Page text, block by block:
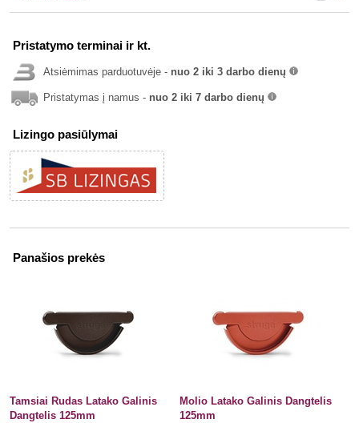
Pristatymo terminai ir kt.
Atsiėmimas parduotuvėje - nuo 2 iki 3 darbo dienų
Pristatymas į namus - nuo 2 iki 7 darbo dienų
Lizingo pasiūlymai
Panašios prekės
Tamsiai Rudas Latako Galinis
Dangtelis 125mm
Molio Latako Galinis Dangtelis
125mm